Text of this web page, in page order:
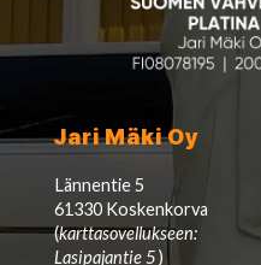
Jari Mäki Oy
Lännentie 5
61330 Koskenkorva
(karttasovellukseen:
Lasipajantie 5)